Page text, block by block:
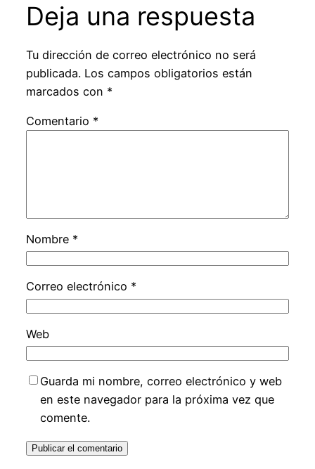
Deja una respuesta
Tu dirección de correo electrónico no será
publicada. Los campos obligatorios están
marcados con *
Comentario *
Nombre *
Correo electrónico *
Web
Guarda mi nombre, correo electrónico y web
en este navegador para la próxima vez que
comente.